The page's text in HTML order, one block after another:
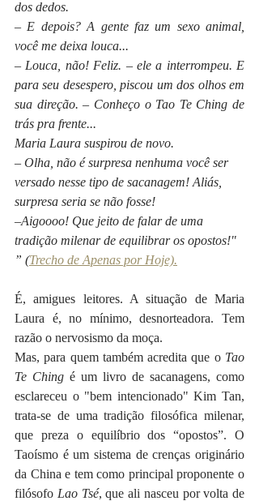
dos dedos.
– E depois? A gente faz um sexo animal,
você me deixa louca...
– Louca, não! Feliz. – ele a interrompeu. E
para seu desespero, piscou um dos olhos em
sua direção. – Conheço o Tao Te Ching de
trás pra frente...
Maria Laura suspirou de novo.
– Olha, não é surpresa nenhuma você ser
versado nesse tipo de sacanagem! Aliás,
surpresa seria se não fosse!
–Aigoooo! Que jeito de falar de uma
tradição milenar de equilibrar os opostos!"
” (Trecho de Apenas por Hoje).
É, amigues leitores. A situação de Maria
Laura é, no mínimo, desnorteadora. Tem
razão o nervosismo da moça.
Mas, para quem também acredita que o Tao
Te Ching é um livro de sacanagens, como
esclareceu o "bem intencionado" Kim Tan,
trata-se de uma tradição filosófica milenar,
que preza o equilíbrio dos “opostos”. O
Taoísmo é um sistema de crenças originário
da China e tem como principal proponente o
filósofo Lao Tsé, que ali nasceu por volta de